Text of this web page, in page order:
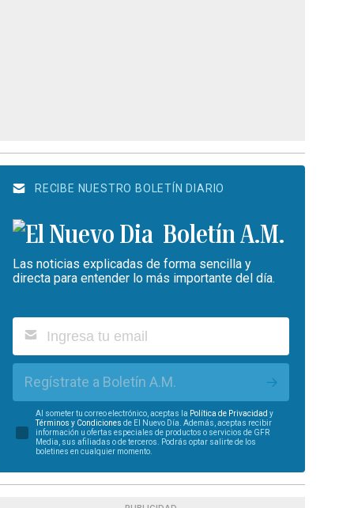
RECIBE NUESTRO BOLETÍN DIARIO
Boletín A.M.
Las noticias explicadas de forma sencilla y
directa para entender lo más importante del día.
Regístrate a Boletín A.M.
Al someter tu correo electrónico, aceptas la Política de Privacidad y
Términos y Condiciones de El Nuevo Día. Además, aceptas recibir
información u ofertas especiales de productos o servicios de GFR
Media, sus afiliadas o de terceros. Podrás optar salirte de los
boletines en cualquier momento.